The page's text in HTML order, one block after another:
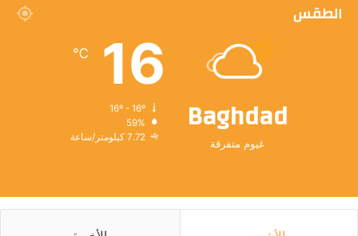
الطقس
Baghdad
غيوم متفرقة
16
℃
59%
7.72 كيلومتر/ساعة